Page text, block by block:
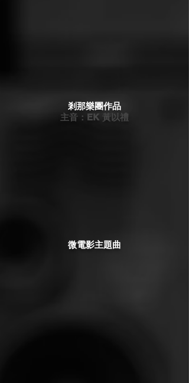
剎那樂團作品
​主音：EK 黃以禮
微電影主題曲